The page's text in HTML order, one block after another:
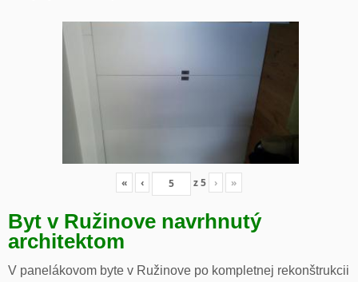
« ‹ z5 › »
Byt v Ružinove navrhnutý
architektom
V panelákovom byte v Ružinove po kompletnej rekonštrukcii